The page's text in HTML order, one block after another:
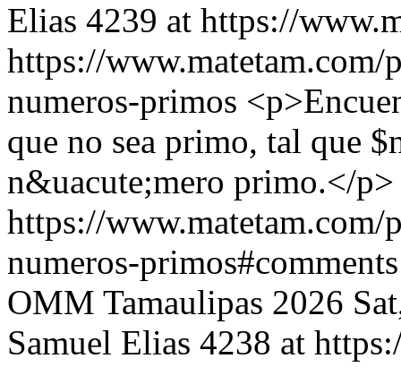
Elias 4239 at https://
https://www.matetam.com/
numeros-primos
que no sea primo, tal que
n&uacute;mero primo.</p>
https://www.matetam.com/
numeros-primos#comments
OMM Tamaulipas 2026
Samuel Elias 4238 at